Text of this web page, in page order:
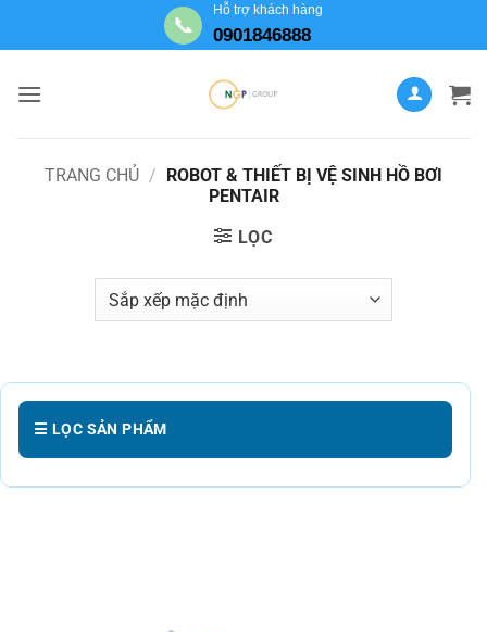
dung
📞
Hỗ trợ khách hàng
0901846888
TRANG CHỦ / ROBOT & THIẾT BỊ VỆ SINH HỒ BƠI
PENTAIR
LỌC
☰ LỌC SẢN PHẨM